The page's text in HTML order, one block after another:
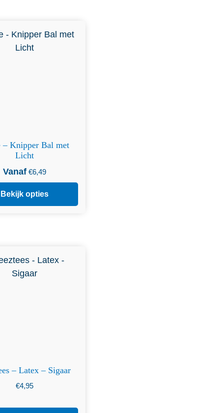
– Knipper Bal met
Licht
Vanaf €6,49
Bekijk opties
Deze optie kan
worden op de
– Latex – Sigaar
€4,95